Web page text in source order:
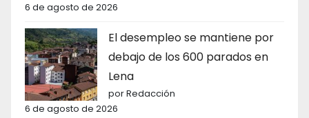
6 de agosto de 2026
El desempleo se mantiene por
debajo de los 600 parados en
Lena
por Redacción
6 de agosto de 2026